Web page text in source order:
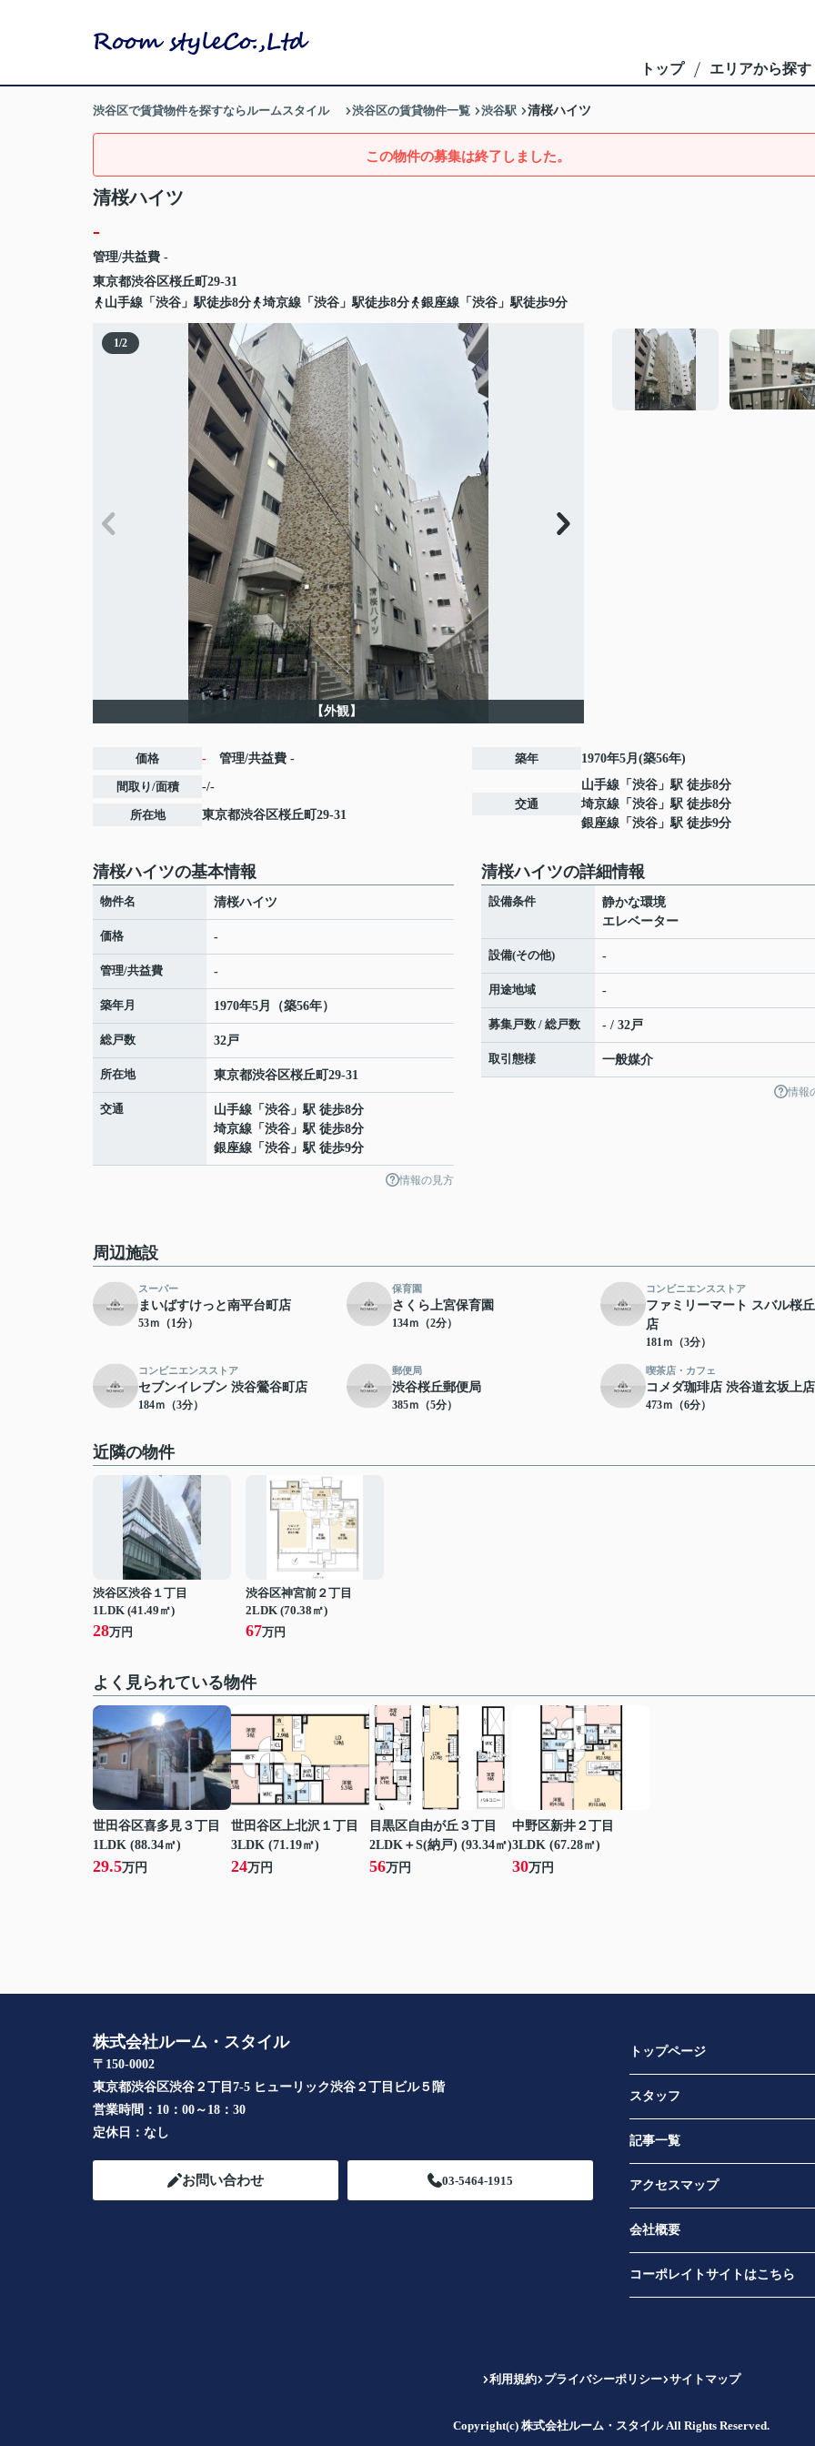
トップ エリアから探す
渋谷区で賃貸物件を探すならルームスタイル 渋谷区の賃貸物件一覧 渋谷駅 清桜ハイツ
この物件の募集は終了しました。
清桜ハイツ
-
管理/共益費 -
東京都渋谷区桜丘町 29-31
山手線「渋谷」駅徒歩8分
埼京線「渋谷」駅徒歩8分 銀座線「渋谷」駅徒歩9分
1/2
【外観】
価格 - 管理/共益費 -
間取り/面積 -/-
所在地 東京都渋谷区桜丘町 29-31
築年 1970年5月(築56年)
交通
山手線 「 渋谷 」駅 徒歩8分
埼京線 「 渋谷 」駅 徒歩8分
銀座線 「 渋谷 」駅 徒歩9分
清桜ハイツの基本情報
物件名 清桜ハイツ
価格 -
管理/共益費 -
築年月 1970年5月（築56年）
総戸数 32戸
所在地 東京都渋谷区桜丘町 29-31
交通 山手線 「 渋谷 」駅 徒歩8分
埼京線 「 渋谷 」駅 徒歩8分
銀座線 「 渋谷 」駅 徒歩9分
情報の見方
清桜ハイツの詳細情報
設備条件
静かな環境
エレベーター
設備(その他) -
用途地域 -
募集戸数 / 総戸数 - / 32戸
取引態様 一般媒介
情報
周辺施設
スーパー
まいばすけっと南平台町店
53ｍ（1分）
保育園
さくら上宮保育園
134ｍ（2分）
コンビニエンスストア
ファミリーマート スバル桜
店
181ｍ（3分）
コンビニエンスストア
セブンイレブン 渋谷鶯谷町店
184ｍ（3分）
郵便局
渋谷桜丘郵便局
385ｍ（5分）
喫茶店・カフェ
コメダ珈琲店 渋谷道玄坂上店
473ｍ（6分）
近隣の物件
渋谷区渋谷１丁目
1LDK (41.49㎡)
28万円
渋谷区神宮前２丁目
2LDK (70.38㎡)
67万円
よく見られている物件
世田谷区喜多見３丁目
1LDK (88.34㎡)
29.5万円
世田谷区上北沢１丁目
3LDK (71.19㎡)
24万円
目黒区自由が丘３丁目
2LDK＋S(納戸) (93.34㎡)
56万円
中野区新井２丁目
3LDK (67.28㎡)
30万円
株式会社ルーム・スタイル
〒150-0002
東京都渋谷区渋谷２丁目7-5 ヒューリック渋谷２丁目ビル５階
営業時間： 10：00～18：30
定休日： なし
お問い合わせ 03-5464-1915
トップページ
スタッフ
記事一覧
アクセスマップ
会社概要
コーポレイトサイトはこちら
利用規約 プライバシーポリシー サイトマップ
Copyright(c) 株式会社ルーム・スタイル All Rights Reserved.